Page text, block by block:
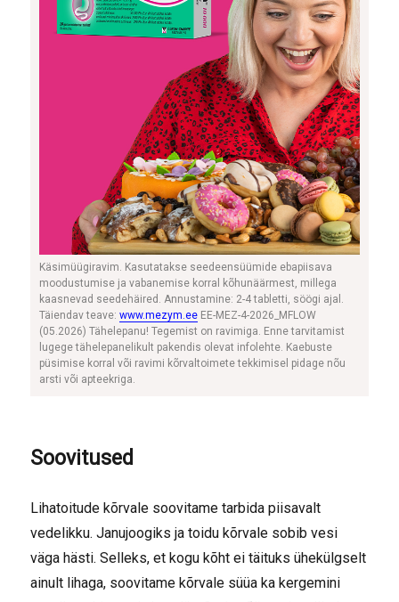
Käsimüügiravim. Kasutatakse seedeensüümide ebapiisava
moodustumise ja vabanemise korral kõhunäärmest, millega
kaasnevad seedehäired. Annustamine: 2-4 tabletti, söögi ajal.
Täiendav teave:www.mezym.ee EE-MEZ-4-2026_MFLOW
(05.2026) Tähelepanu! Tegemist on ravimiga. Enne tarvitamist
lugege tähelepanelikult pakendis olevat infolehte. Kaebuste
püsimise korral või ravimi kõrvaltoimete tekkimisel pidage nõu
arsti või apteekriga.
Soovitused
Lihatoitude kõrvale soovitame tarbida piisavalt
vedelikku. Janujoogiks ja toidu kõrvale sobib vesi
väga hästi. Selleks, et kogu kõht ei täituks ühekülgselt
ainult lihaga, soovitame kõrvale süüa ka kergemini